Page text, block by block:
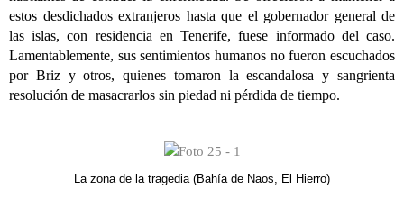
estos desdichados extranjeros hasta que el gobernador general de
las islas, con residencia en Tenerife, fuese informado del caso.
Lamentablemente, sus sentimientos humanos no fueron escuchados
por Briz y otros, quienes tomaron la escandalosa y sangrienta
resolución de masacrarlos sin piedad ni pérdida de tiempo.
La zona de la tragedia (Bahía de Naos, El Hierro)